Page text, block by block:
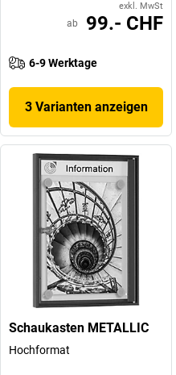
exkl. MwSt
ab 99.- CHF
6-9 Werktage
3 Varianten anzeigen
Schaukasten METALLIC
Hochformat